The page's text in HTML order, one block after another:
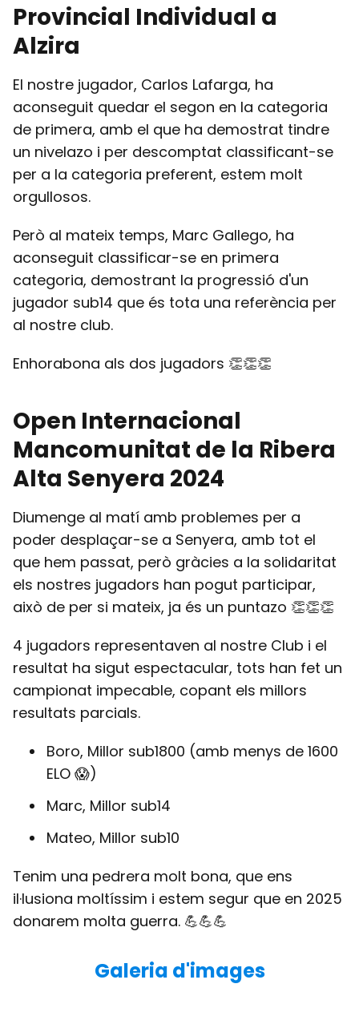
Provincial Individual a
Alzira
El nostre jugador, Carlos Lafarga, ha
aconseguit quedar el segon en la categoria
de primera, amb el que ha demostrat tindre
un nivelazo i per descomptat classificant-se
per a la categoria preferent, estem molt
orgullosos.
Però al mateix temps, Marc Gallego, ha
aconseguit classificar-se en primera
categoria, demostrant la progressió d'un
jugador sub14 que és tota una referència per
al nostre club.
Enhorabona als dos jugadors 👏👏👏
Open Internacional
Mancomunitat de la Ribera
Alta Senyera 2024
Diumenge al matí amb problemes per a
poder desplaçar-se a Senyera, amb tot el
que hem passat, però gràcies a la solidaritat
els nostres jugadors han pogut participar,
això de per si mateix, ja és un puntazo 👏👏👏
4 jugadors representaven al nostre Club i el
resultat ha sigut espectacular, tots han fet un
campionat impecable, copant els millors
resultats parcials.
Boro, Millor sub1800 (amb menys de 1600
ELO 😱)
Marc, Millor sub14
Mateo, Millor sub10
Tenim una pedrera molt bona, que ens
il·lusiona moltíssim i estem segur que en 2025
donarem molta guerra. 💪💪💪
Galeria d'images